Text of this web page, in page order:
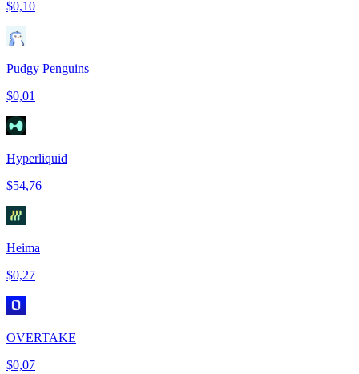
$0,10
Pudgy Penguins
$0,01
Hyperliquid
$54,76
Heima
$0,27
OVERTAKE
$0,07